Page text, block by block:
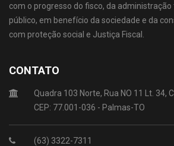
com o progresso do fisco, da
público, em benefício da sociedade e da
com proteção social e Justiça Fiscal.
CONTATO
Quadra 103 Norte, Rua NO 11 Lt. 34,
CEP: 77.001-036 - Palmas-TO
(63) 3322-7311